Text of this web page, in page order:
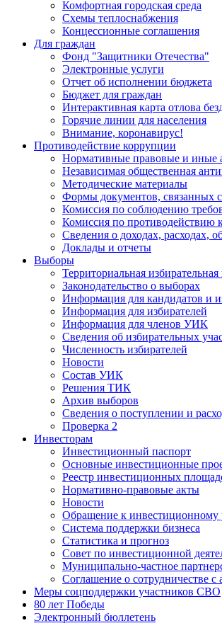
Комфортная городская среда
Схемы теплоснабжения
Концессионные соглашения
Для граждан
Фонд "Защитники Отечества"
Электронные услуги
Отчет об исполнении бюджета
Бюджет для граждан
Интерактивная карта отлова
Горячие линии для населения
Внимание, коронавирус!
Противодействие коррупции
Нормативные правовые и иные
Независимая общественная
Методические материалы
Формы документов, связанных
Комиссия по соблюдению
Комиссия по противодействию
Сведения о доходах, расходах,
Доклады и отчеты
Выборы
Территориальная
Законодательство о выборах
Информация для кандидатов и
Информация для избирателей
Информация для членов УИК
Сведения об избирательных
Численность избирателей
Новости
Состав УИК
Решения ТИК
Архив выборов
Сведения о поступлении и
Проверка 2
Инвесторам
Инвестиционный паспорт
Основные инвестиционные
Реестр инвестиционных
Нормативно-правовые акты
Новости
Обращение к
Система поддержки бизнеса
Статистика и прогноз
Совет по инвестиционной
Муниципально-частное
Соглашение о сотрудничестве с
Меры соцподдержки участников СВО
80 лет Победы
Электронный бюллетень